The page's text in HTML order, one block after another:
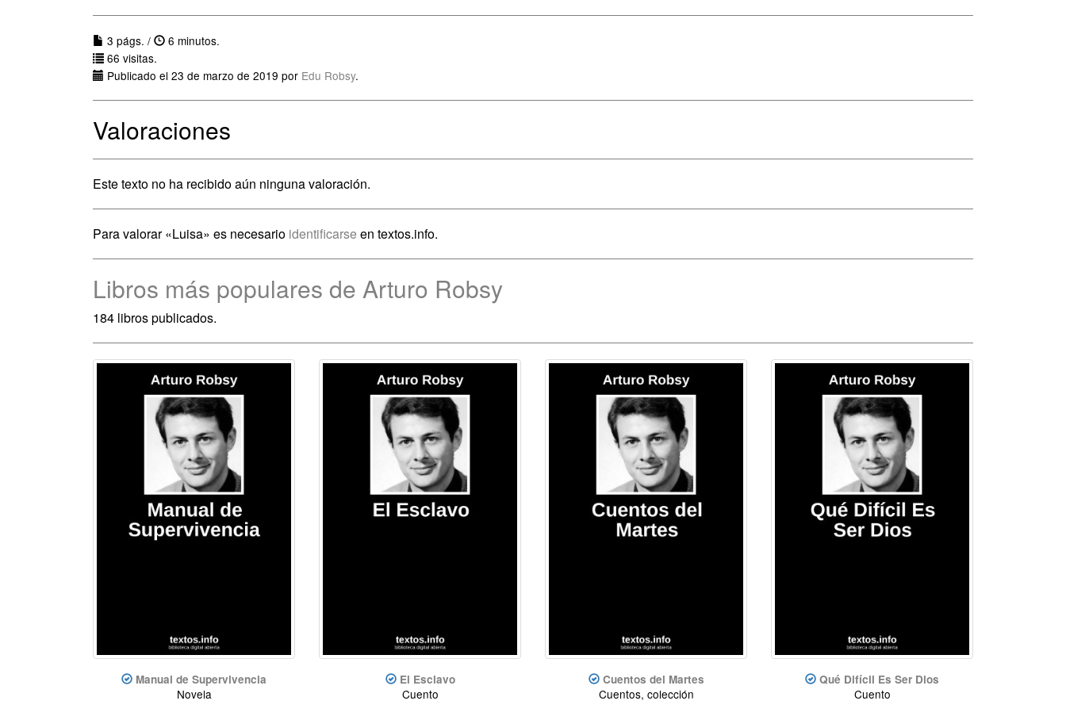
3 págs. /
6 minutos.
66 visitas.
Publicado el 23 de marzo de 2019 por Edu Robsy.
Valoraciones
Este texto no ha recibido aún ninguna valoración.
Para valorar «Luisa» es necesario identificarse en textos.info.
Libros más populares de Arturo Robsy
184 libros publicados.
Manual de Supervivencia
Novela
El Esclavo
Cuento
Cuentos del Martes
Cuentos, colección
Qué Difícil Es Ser Dios
Cuento